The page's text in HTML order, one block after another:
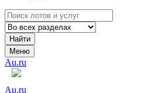
Найти
Меню
Au.ru
Au.ru